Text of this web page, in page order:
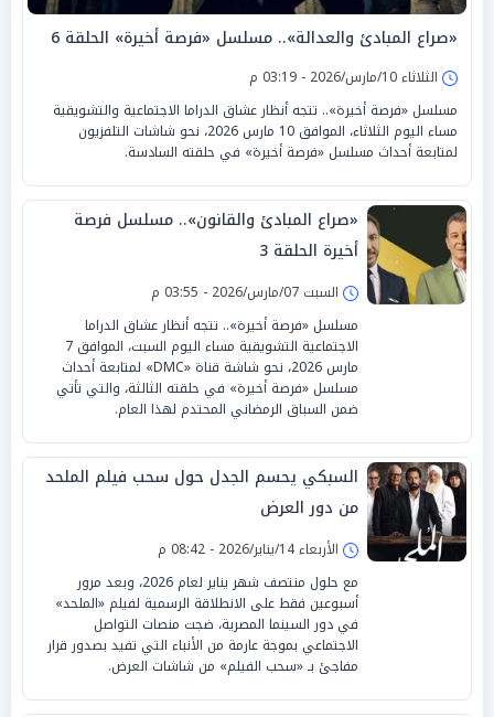
«صراع المبادئ والعدالة».. مسلسل «فرصة أخيرة» الحلقة 6
الثلاثاء 10/مارس/2026 - 03:19 م
مسلسل «فرصة أخيرة».. تتجه أنظار عشاق الدراما الاجتماعية والتشويقية
مساء اليوم الثلاثاء، الموافق 10 مارس 2026، نحو شاشات التلفزيون
لمتابعة أحداث مسلسل «فرصة أخيرة» في حلقته السادسة.
«صراع المبادئ والقانون».. مسلسل فرصة
أخيرة الحلقة 3
السبت 07/مارس/2026 - 03:55 م
مسلسل «فرصة أخيرة».. تتجه أنظار عشاق الدراما
الاجتماعية التشويقية مساء اليوم السبت، الموافق 7
مارس 2026، نحو شاشة قناة «DMC» لمتابعة أحداث
مسلسل «فرصة أخيرة» في حلقته الثالثة، والتي تأتي
ضمن السباق الرمضاني المحتدم لهذا العام.
السبكي يحسم الجدل حول سحب فيلم الملحد
من دور العرض
الأربعاء 14/يناير/2026 - 08:42 م
مع حلول منتصف شهر يناير لعام 2026، وبعد مرور
أسبوعين فقط على الانطلاقة الرسمية لفيلم «الملحد»
في دور السينما المصرية، ضجت منصات التواصل
الاجتماعي بموجة عارمة من الأنباء التي تفيد بصدور قرار
مفاجئ بـ «سحب الفيلم» من شاشات العرض.